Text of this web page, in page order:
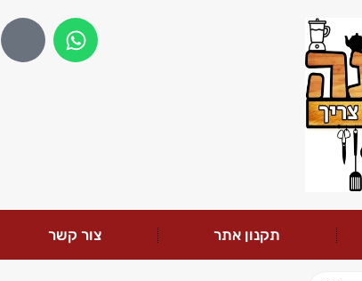
תקנון אתר צור קשר